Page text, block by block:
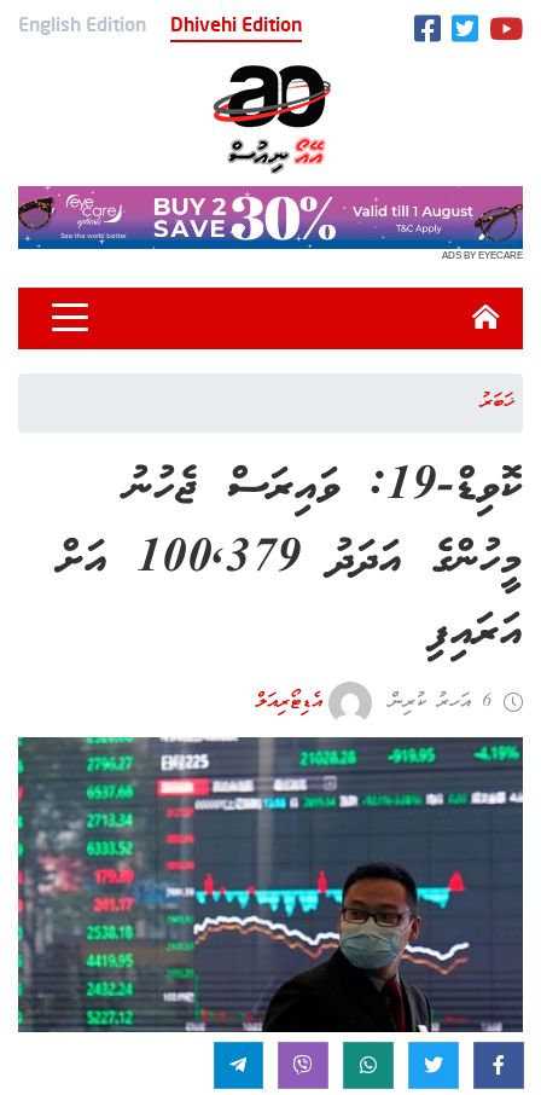
English Edition Dhivehi Edition
ADS BY EYECARE
ޚަބަރު
ކޮވިޑް-19: ވައިރަސް ޖެހުނު
މީހުންގެ އަދަދު 100,379 އަށް
އަރައިފި
6 އަހރު ކުރިން އެޑިޓޯރިއަލް